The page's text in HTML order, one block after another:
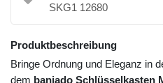
SKG1 12680
Produktbeschreibung
Bringe Ordnung und Eleganz in
dem banjado Schlüsselkasten